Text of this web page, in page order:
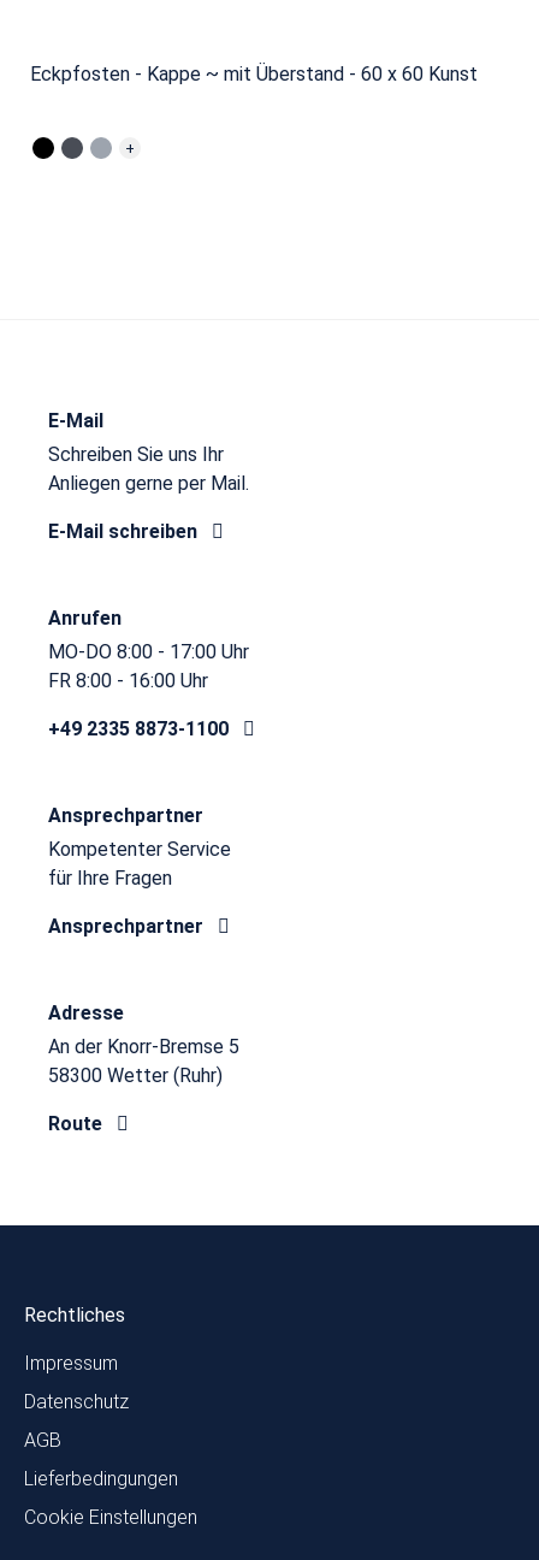
Eckpfosten - Kappe ~ mit Überstand - 60 x 60 Kunst
+
E-Mail
Schreiben Sie uns Ihr
Anliegen gerne per Mail.
E-Mail schreiben
Anrufen
MO-DO 8:00 - 17:00 Uhr
FR 8:00 - 16:00 Uhr
+49 2335 8873-1100
Ansprechpartner
Kompetenter Service
für Ihre Fragen
Ansprechpartner
Adresse
An der Knorr-Bremse 5
58300 Wetter (Ruhr)
Route
Rechtliches
Impressum
Datenschutz
AGB
Lieferbedingungen
Cookie Einstellungen